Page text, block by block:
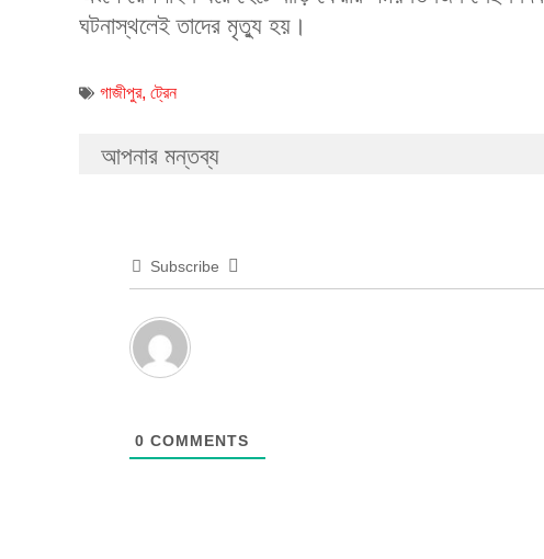
ঘটনাস্থলেই তাদের মৃত্যু হয়।
গাজীপুর, ট্রেন
আপনার মন্তব্য
Subscribe
0 COMMENTS